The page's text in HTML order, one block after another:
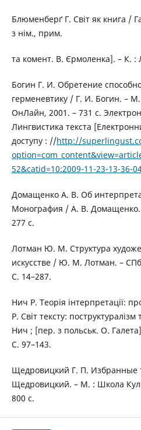
Блюменберґ Г. Світ як книга /
з нім., прим.
та комент. В. Єрмоленка]. – К. :
Богин Г. И. Обретение
герменевтику / Г. И. Богин. –
ОнЛайн, 2001. – 731 с.
Лингвистика текста
доступу : //http://
52&catid=10:2009-11-23-13-36-
Домащенко А. В. Об
Монография / А. В.
277 с.
Лотман Ю. М. Структура
искусстве / Ю. М. Лотман. –
С. 14–287.
Нич Р. Теорія інтерпретації:
Р. Світ тексту:
Нич ; [пер. з польськ. О.
С. 97–143.
Щедровицкий Г. П. Избранные
Щедровицкий. – М. : Школа
800 с.